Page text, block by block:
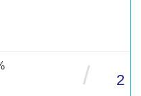
/ 2